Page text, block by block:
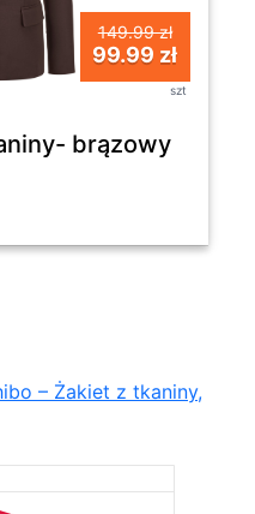
149.99 zł
99.99 zł
szt
brązowy
– Żakiet z tkaniny,